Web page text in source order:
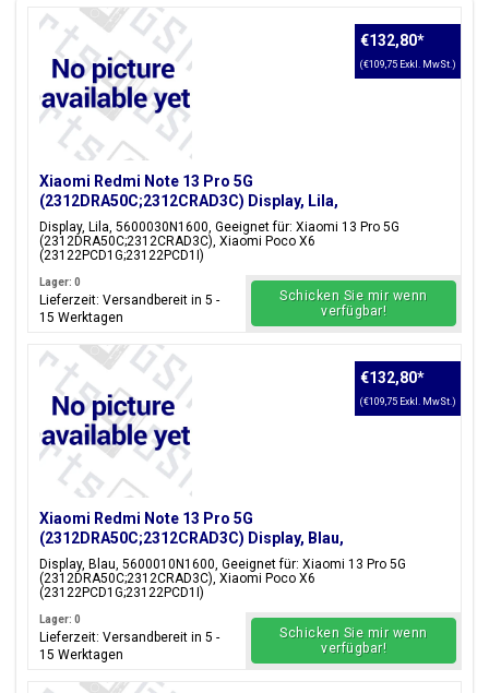
Xiaomi Redmi Note 13 Pro 5G
(2312DRA50C;2312CRAD3C) Display, Lila,
5600030N1600
Display, Lila, 5600030N1600, Geeignet für: Xiaomi 13 Pro 5G
(2312DRA50C;2312CRAD3C), Xiaomi Poco X6
(23122PCD1G;23122PCD1I)
€132,80*
(€109,75 Exkl. MwSt.)
Lager: 0
Lieferzeit: Versandbereit in 5 -
15 Werktagen
Schicken Sie mir wenn
verfügbar!
Xiaomi Redmi Note 13 Pro 5G
(2312DRA50C;2312CRAD3C) Display, Blau,
5600010N1600
Display, Blau, 5600010N1600, Geeignet für: Xiaomi 13 Pro 5G
(2312DRA50C;2312CRAD3C), Xiaomi Poco X6
(23122PCD1G;23122PCD1I)
€132,80*
(€109,75 Exkl. MwSt.)
Lager: 0
Lieferzeit: Versandbereit in 5 -
15 Werktagen
Schicken Sie mir wenn
verfügbar!